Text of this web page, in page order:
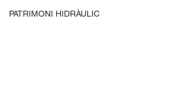
PATRIMONI HIDRÀULIC